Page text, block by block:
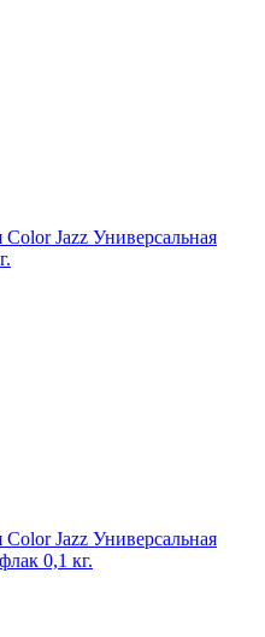
Jazz Универсальная
Jazz Универсальная
0,1 кг.